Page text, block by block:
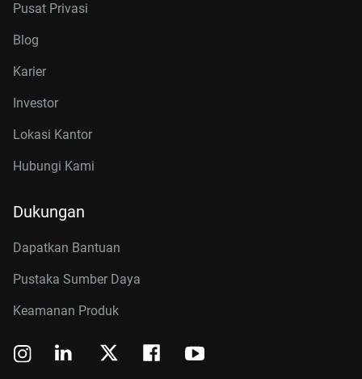
Pusat Privasi
Blog
Karier
Investor
Lokasi Kantor
Hubungi Kami
Dukungan
Dapatkan Bantuan
Pustaka Sumber Daya
Keamanan Produk